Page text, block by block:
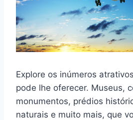
Explore os inúmeros
pode lhe oferecer. Museus,
monumentos, prédios
naturais e muito mais, que